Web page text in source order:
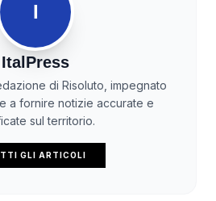
I
ItalPress
di Risoluto, impegnato
a fornire notizie accurate e
sul territorio.
GLI ARTICOLI